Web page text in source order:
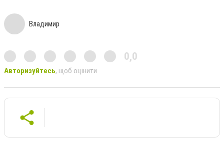
Владимир
0,0
Авторизуйтесь, щоб оцінити